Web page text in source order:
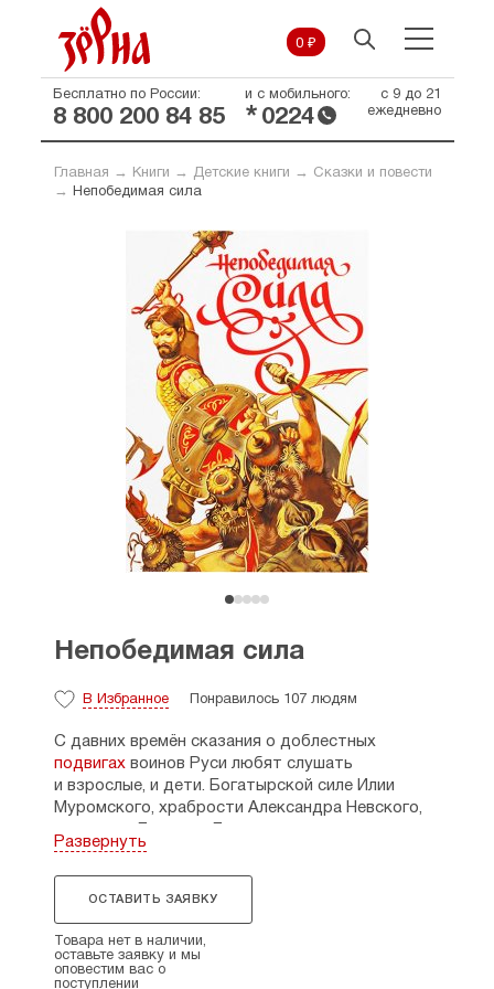
0 ₽
Бесплатно по России:
8 800 200 84 85
и с мобильного:
* 0224
с 9 до 21
ежедневно
Главная → Книги → Детские книги →
Сказки и повести
→
Непобедимая сила
Непобедимая сила
В Избранное Понравилось 107 людям
С давних времён сказания о доблестных
подвигахвоинов Руси любят слушать
и взрослые, и дети. Богатырской силе Илии
Муромского, храбрости Александра Невского,
подражали и будут подражать на Руси всегда.
Не секрет, что, начиная с самого детства, для
многих мальчишек любая палка быстро
становится мечом, а шапка — шлемом. Стул
превращается в коня. И вскоре враг уж десять
раз разбит.
Но дети взрослеют и забывают игры, а примеры
Развернуть
ОСТАВИТЬ ЗАЯВКУ
Товара нет в наличии,
оставьте заявку и мы
оповестим вас о
поступлении